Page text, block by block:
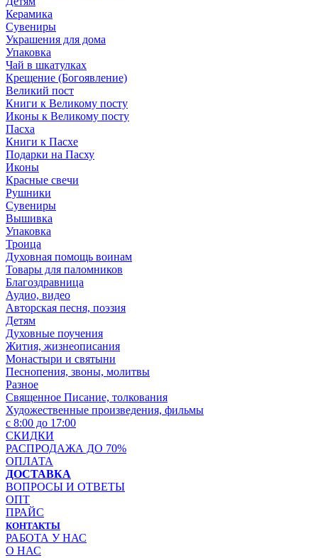
Керамика
Сувениры
Украшения для дома
Упаковка
Чай в шкатулках
Крещение (Богоявление)
Великий пост
Книги к Великому посту
Иконы к Великому посту
Пасха
Книги к Пасхе
Подарки на Пасху
Иконы
Красные свечи
Рушники
Сувениры
Вышивка
Упаковка
Троица
Духовная помощь воинам
Товары для паломников
Благоздравница
Аудио, видео
Авторская песня, поэзия
Детям
Духовные поучения
Жития, жизнеописания
Монастыри и святыни
Песнопения, звоны, молитвы
Разное
Священное Писание, толкования
Художественные произведения, фильмы
с 8:00 до 17:00
СКИДКИ
РАСПРОДАЖА ДО 70%
ОПЛАТА
ДОСТАВКА
ВОПРОСЫ И ОТВЕТЫ
ОПТ
ПРАЙС
КОНТАКТЫ
РАБОТА У НАС
О НАС